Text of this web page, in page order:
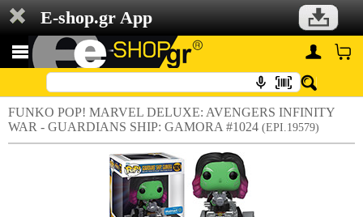
E-shop.gr App
FUNKO POP! MARVEL DELUXE: AVENGERS INFINITY
WAR - GUARDIANS SHIP: GAMORA #1024 (EPI.19579)